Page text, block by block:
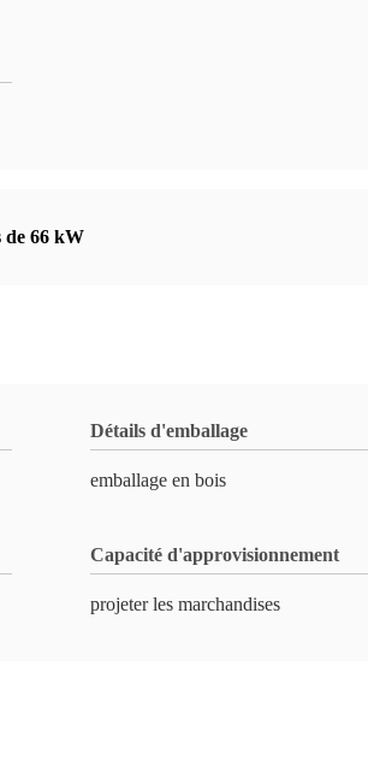
de 66 kW
Détails d'emballage
emballage en bois
Capacité d'approvisionnement
projeter les marchandises